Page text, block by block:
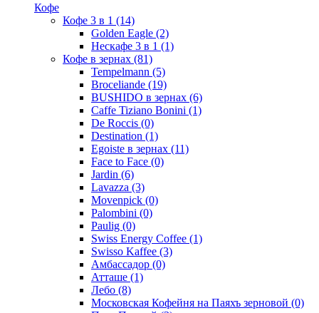
Кофе
Кофе 3 в 1 (14)
Golden Eagle (2)
Нескафе 3 в 1 (1)
Кофе в зернах (81)
Tempelmann (5)
Broceliande (19)
BUSHIDO в зернах (6)
Caffe Tiziano Bonini (1)
De Roccis (0)
Destination (1)
Egoiste в зернах (11)
Face to Face (0)
Jardin (6)
Lavazza (3)
Movenpick (0)
Palombini (0)
Paulig (0)
Swiss Energy Coffee (1)
Swisso Kaffee (3)
Амбассадор (0)
Атташе (1)
Лебо (8)
Московская Кофейня на Паяхъ зерновой (0)